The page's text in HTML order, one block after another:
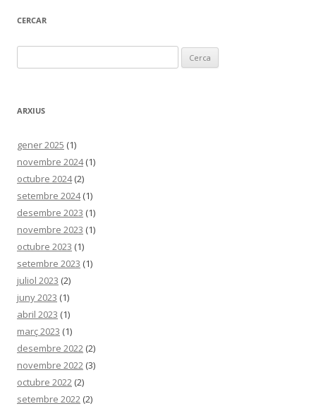
CERCAR
ARXIUS
gener 2025 (1)
novembre 2024(1)
octubre 2024(2)
setembre 2024(1)
desembre 2023 (1)
novembre 2023 (1)
octubre 2023 (1)
setembre 2023 (1)
juliol 2023 (2)
juny 2023 (1)
abril 2023 (1)
març 2023 (1)
desembre 2022 (2)
novembre 2022 (3)
octubre 2022 (2)
setembre 2022 (2)